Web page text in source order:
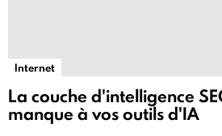
Internet
La couche d'intelligence
manque à vos outils d'IA